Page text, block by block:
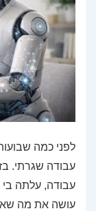
לפני כמה
עבודה, עלתה
עושה את מה